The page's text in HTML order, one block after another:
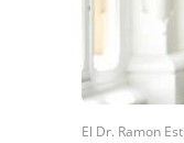
El Dr. Ramon